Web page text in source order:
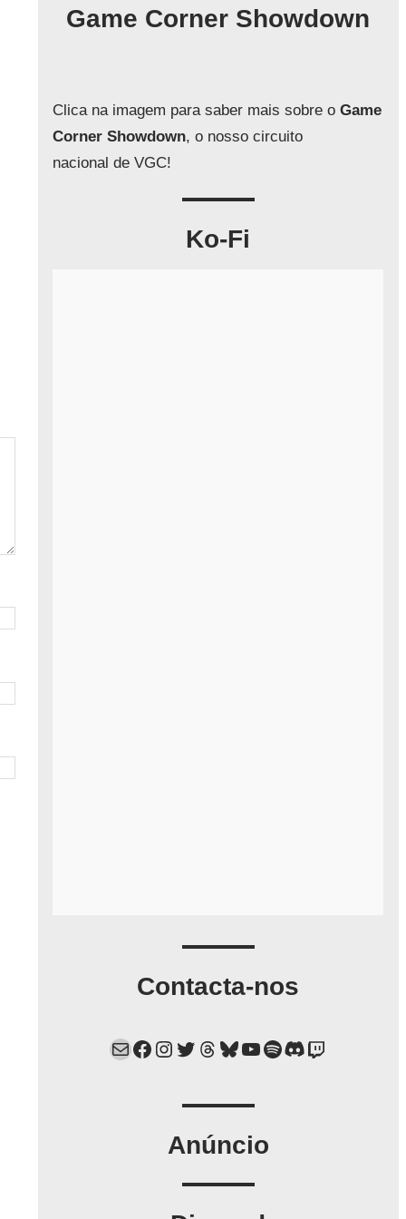
Game Corner Showdown
Clica na imagem para saber mais sobre oGame
Corner Showdown, o nosso circuito
nacional de VGC!
Ko-Fi
Contacta-nos
Mail Facebook Instagram Twitter Threads Bluesky YouTube Spotify Discord Twitch
Anúncio